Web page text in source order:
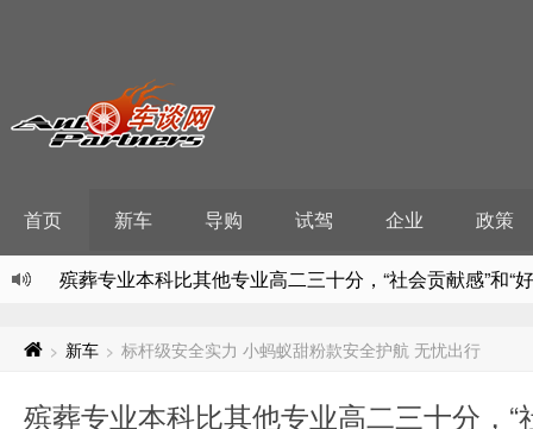
首页 新车 导购 试驾 企业 政策
殡葬专业本科比其他专业高二三十分，“社会贡献感”和“
交通运输部：农村市场成为邮政快递业新增长极
让冷资源“热”起来，入冬以来我国冰雪消费活力持续增强
> 新车 > 标杆级安全实力 小蚂蚁甜粉款安全护航 无忧出行
殡葬专业本科比其他专业高二三十分，“